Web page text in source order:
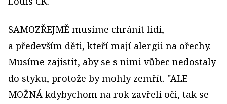
SAMOZŘEJMĚ musíme chránit lidi,
a především děti, kteří mají alergii na ořechy.
Musíme zajistit, aby se s nimi vůbec nedostaly
do styku, protože by mohly zemřít. "ALE
MOŽNÁ kdybychom na rok zavřeli oči, tak se